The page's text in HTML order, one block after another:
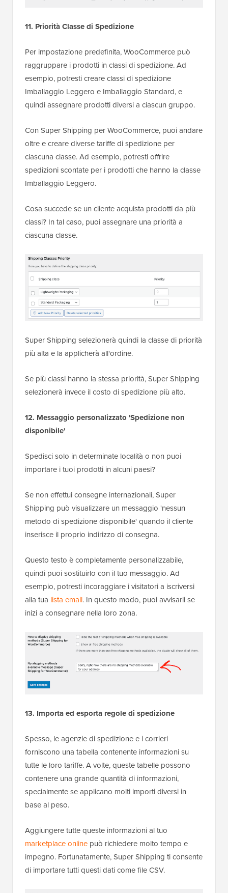
11. Priorità Classe di Spedizione
Per impostazione predefinita, WooCommerce può
raggruppare i prodotti in classi di spedizione. Ad
esempio, potresti creare classi di spedizione
Imballaggio Leggero e Imballaggio Standard, e
quindi assegnare prodotti diversi a ciascun gruppo.
Con Super Shipping per WooCommerce, puoi andare
oltre e creare diverse tariffe di spedizione per
ciascuna classe. Ad esempio, potresti offrire
spedizioni scontate per i prodotti che hanno la classe
Imballaggio Leggero.
Cosa succede se un cliente acquista prodotti da più
classi? In tal caso, puoi assegnare una priorità a
ciascuna classe.
Super Shipping selezionerà quindi la classe di priorità
più alta e la applicherà all'ordine.
Se più classi hanno la stessa priorità, Super Shipping
selezionerà invece il costo di spedizione più alto.
12. Messaggio personalizzato 'Spedizione non
disponibile'
Spedisci solo in determinate località o non puoi
importare i tuoi prodotti in alcuni paesi?
Se non effettui consegne internazionali, Super
Shipping può visualizzare un messaggio 'nessun
metodo di spedizione disponibile' quando il cliente
inserisce il proprio indirizzo di consegna.
Questo testo è completamente personalizzabile,
quindi puoi sostituirlo con il tuo messaggio. Ad
esempio, potresti incoraggiare i visitatori a iscriversi
alla tua lista email. In questo modo, puoi avvisarli se
inizi a consegnare nella loro zona.
13. Importa ed esporta regole di spedizione
Spesso, le agenzie di spedizione e i corrieri
forniscono una tabella contenente informazioni su
tutte le loro tariffe. A volte, queste tabelle possono
contenere una grande quantità di informazioni,
specialmente se applicano molti importi diversi in
base al peso.
Aggiungere tutte queste informazioni al tuo
marketplace online può richiedere molto tempo e
impegno. Fortunatamente, Super Shipping ti consente
di importare tutti questi dati come file CSV.